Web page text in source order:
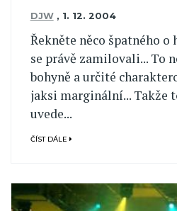
DJW , 1. 12. 2004
Řekněte něco špatného o
se právě zamilovali... To
bohyně a určité
jaksi marginální... Takže
uvede...
ČÍST DÁLE